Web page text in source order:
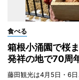
食べる
箱根小涌園で桜
発祥の地で70周
藤田観光は4月5日・6